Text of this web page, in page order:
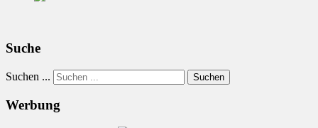
Suche
Suchen ... Suchen
Werbung